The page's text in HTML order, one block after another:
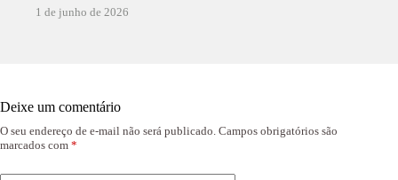
1 de junho de 2026
Deixe um comentário
O seu endereço de e-mail não será publicado. Campos obrigatórios são
marcados com *